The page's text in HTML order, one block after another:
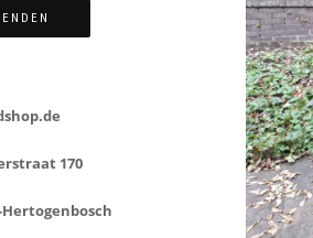
170
Hertogenbosch